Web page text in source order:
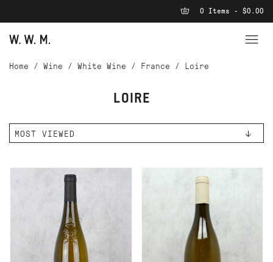
0 Items - $0.00
LOIRE
Home / Wine / White Wine / France / Loire